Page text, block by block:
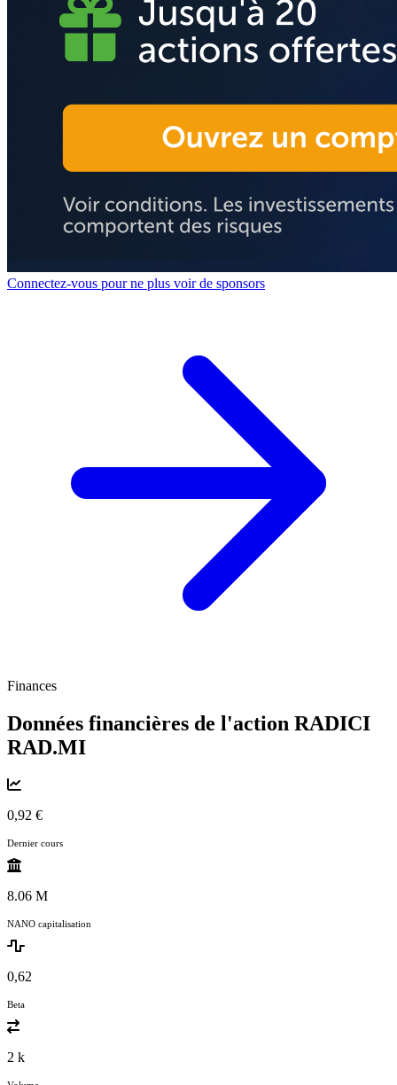
Connectez-vous pour ne plus voir de sponsors
Finances
Données financières de l'action RADICI
RAD.MI
0,92 €
Dernier cours
8.06 M
NANO capitalisation
0,62
Beta
2 k